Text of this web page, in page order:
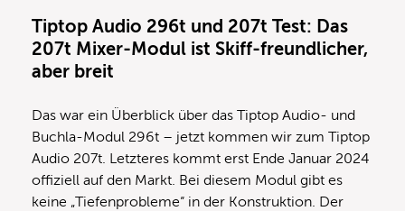
Tiptop Audio 296t und 207t Test: Das
207t Mixer-Modul ist Skiff-freundlicher,
aber breit
Das war ein Überblick über das Tiptop Audio- und
Buchla-Modul 296t – jetzt kommen wir zum Tiptop
Audio 207t. Letzteres kommt erst Ende Januar 2024
offiziell auf den Markt. Bei diesem Modul gibt es
keine „Tiefenprobleme“ in der Konstruktion. Der